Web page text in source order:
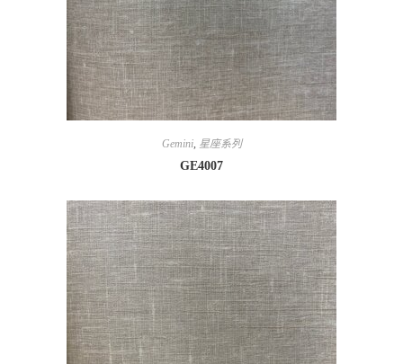
Gemini, 星座系列
GE4007